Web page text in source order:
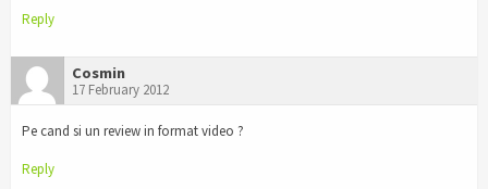
Reply
Cosmin
17 February 2012
Pe cand si un review in format video ?
Reply